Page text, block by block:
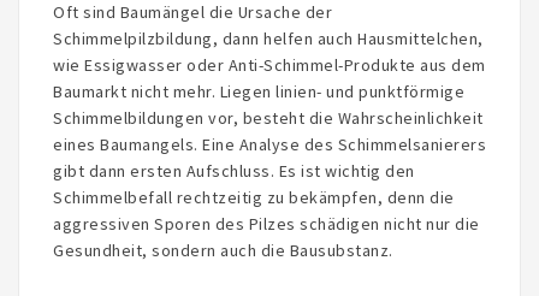
Oft sind Baumängel die Ursache der
Schimmelpilzbildung, dann helfen auch Hausmittelchen,
wie Essigwasser oder Anti-Schimmel-Produkte aus dem
Baumarkt nicht mehr. Liegen linien- und punktförmige
Schimmelbildungen vor, besteht die Wahrscheinlichkeit
eines Baumangels. Eine Analyse des Schimmelsanierers
gibt dann ersten Aufschluss. Es ist wichtig den
Schimmelbefall rechtzeitig zu bekämpfen, denn die
aggressiven Sporen des Pilzes schädigen nicht nur die
Gesundheit, sondern auch die Bausubstanz.